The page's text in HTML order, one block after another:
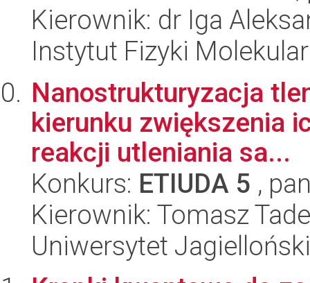
Kierownik: dr Iga
Instytut Fizyki
Nanostrukturyzacja
kierunku zwiększenia
reakcji utleniania sa...
Konkurs: ETIUDA 5 ,
Kierownik: Tomasz
Uniwersytet